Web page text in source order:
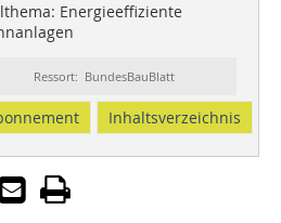
Energieeffiziente
Ressort: BundesBauBlatt
Inhaltsverzeichnis